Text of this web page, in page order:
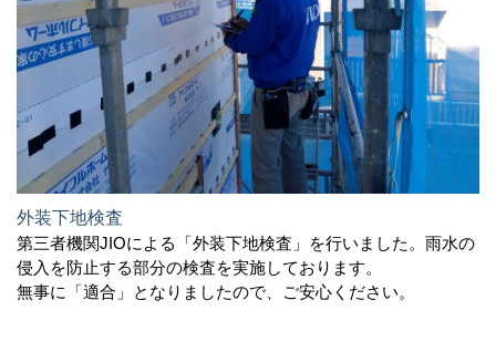
外装下地検査
第三者機関JIOによる「外装下地検査」を行いました。雨水の
侵入を防止する部分の検査を実施しております。
無事に「適合」となりましたので、ご安心ください。